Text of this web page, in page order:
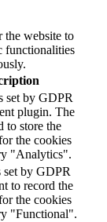
the website to
functionalities
set by GDPR
plugin. The
to store the
the cookies
"Analytics".
by GDPR
to record the
the cookies
"Functional".